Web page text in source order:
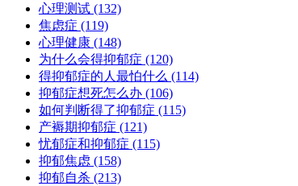
心理测试 (132)
焦虑症 (119)
心理健康 (148)
为什么会得抑郁症 (120)
得抑郁症的人最怕什么 (114)
抑郁症想死怎么办 (106)
如何判断得了抑郁症 (115)
产褥期抑郁症 (121)
忧郁症和抑郁症 (115)
抑郁焦虑 (158)
抑郁自杀 (213)